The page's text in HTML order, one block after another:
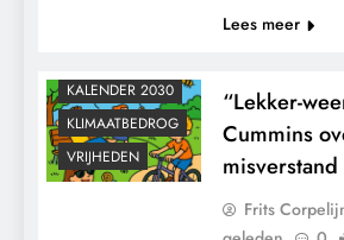
Lees meer
KALENDER 2030
KLIMAATBEDROG
VRIJHEDEN
“Lekker-
Cummins
Frits